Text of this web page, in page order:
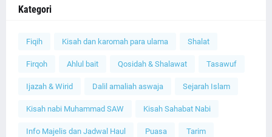
Kategori
Fiqih Kisah dan karomah para ulama Shalat
Firqoh Ahlul bait Qosidah & Shalawat Tasawuf
Ijazah & Wirid Dalil amaliah aswaja Sejarah Islam
Kisah nabi Muhammad SAW Kisah Sahabat Nabi
Info Majelis dan Jadwal Haul Puasa Tarim